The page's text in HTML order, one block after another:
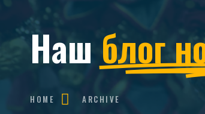
Наш блог
HOME ARCHIVE